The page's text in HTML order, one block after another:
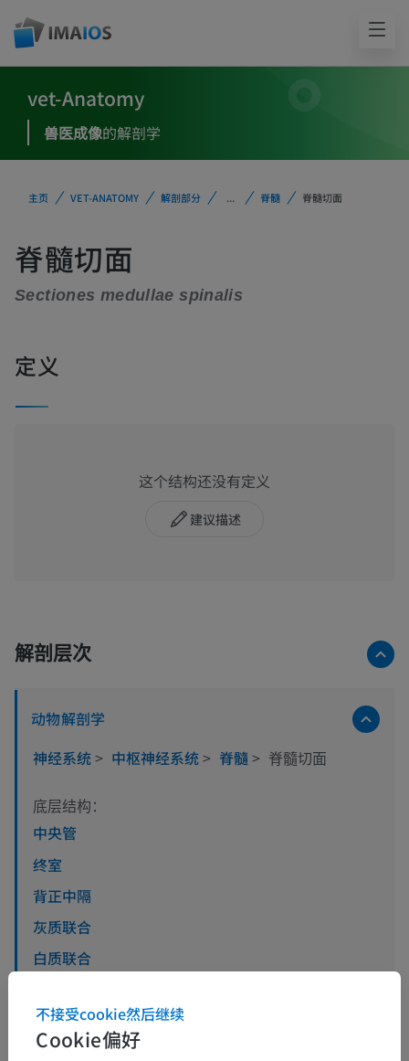
vet-Anatomy
兽医成像的解剖学
主页 VET-ANATOMY 解剖部分 ... 脊髓 脊髓切面
脊髓切面
Sectiones medullae spinalis
定义
这个结构还没有定义
建议描述
解剖层次
动物解剖学
神经系统> 中枢神经系统> 脊髓> 脊髓切面
底层结构：
中央管
终室
背正中隔
灰质联合
白质联合
白质
Cookie偏好
不接受cookie然后继续